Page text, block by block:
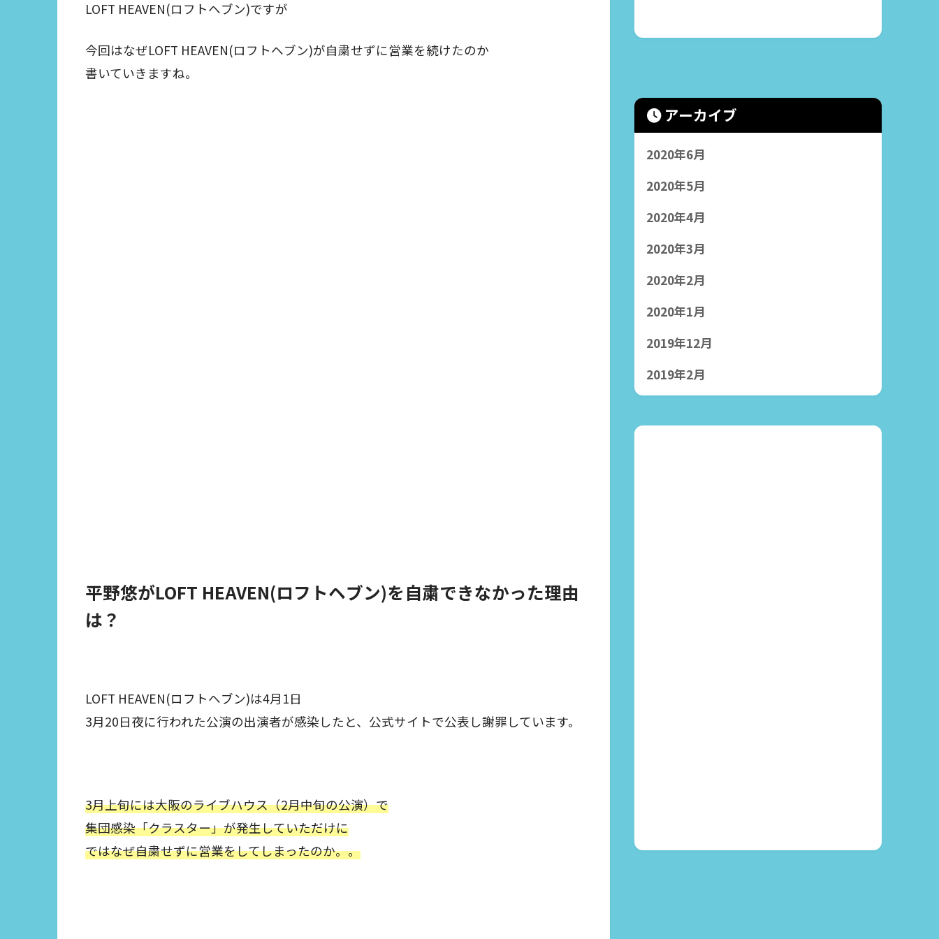
LOFT HEAVEN(ロフトヘブン)ですが
今回はなぜLOFT HEAVEN(ロフトヘブン)が自粛せずに営業を続けたのか
書いていきますね。
平野悠がLOFT HEAVEN(ロフトヘブン)を自粛できなかった理由
は？
LOFT HEAVEN(ロフトヘブン)は4月1日
3月20日夜に行われた公演の出演者が感染したと、公式サイトで公表し謝罪しています。
3月上旬には大阪のライブハウス（2月中旬の公演）で
集団感染「クラスター」が発生していただけに
ではなぜ自粛せずに営業をしてしまったのか。。
アーカイブ
2020年6月
2020年5月
2020年4月
2020年3月
2020年2月
2020年1月
2019年12月
2019年2月